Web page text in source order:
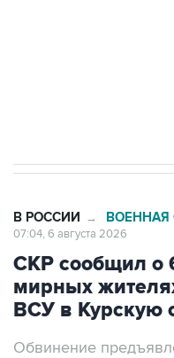
В РОССИИ → ВОЕННАЯ
07:04, 6 августа 2026
СКР сообщил о
мирных
ВСУ в Курскую
Обвинение